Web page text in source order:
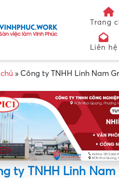
Trang
Liên hệ
» Công ty TNHH Linh Nam
ty TNHH Linh